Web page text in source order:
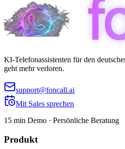
KI-Telefonassistenten für den
geht mehr verloren.
support@foncall.ai
Mit Sales sprechen
15 min Demo · Persönliche Beratung
Produkt